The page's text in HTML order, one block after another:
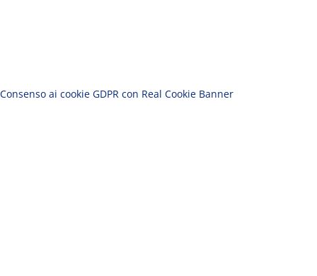
Consenso ai cookie GDPR con Real Cookie Banner